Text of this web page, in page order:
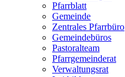
Pfarrblatt
Gemeinde
Zentrales Pfarrbüro
Gemeindebüros
Pastoralteam
Pfarrgemeinderat
Verwaltungsrat